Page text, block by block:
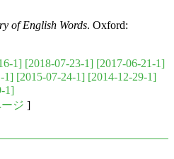
of English Words. Oxford:
1] [2018-07-23-1] [2017-06-21-1]
1] [2015-07-24-1] [2014-12-29-1]
1]
ジ ]